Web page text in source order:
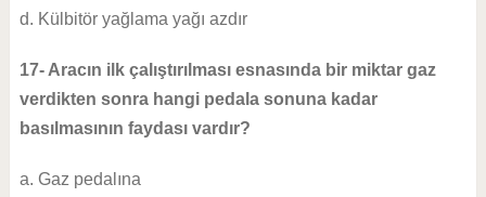
d. Külbitör yağlama yağı azdır
17- Aracın ilk çalıştırılması esnasında bir miktar gaz
verdikten sonra hangi pedala sonuna kadar
basılmasının faydası vardır?
a. Gaz pedalına